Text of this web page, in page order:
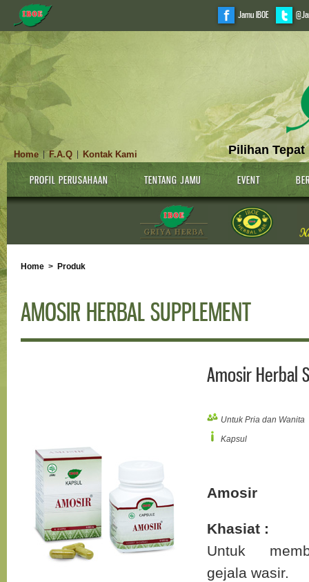
Jamu IBOE
Pilihan Tepat
Home |F.A.Q Kontak Kami
PROFIL PERUSAHAAN TENTANG JAMU EVENT
Home > Produk
AMOSIR HERBAL SUPPLEMENT
Amosir Herbal
Untuk Pria dan Wanita
Kapsul
Amosir
Khasiat :
Untuk
gejala wasir.